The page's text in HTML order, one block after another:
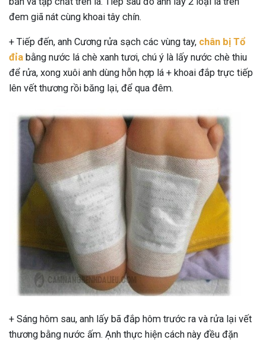
đem giã nát cùng khoai tây chín.
+ Tiếp đến, anh Cương rửa sạch các vùng tay, chân bị Tổ
đỉa bằng nước lá chè xanh tươi, chú ý là lấy nước chè thiu
để rửa, xong xuôi anh dùng hỗn hợp lá + khoai đắp trực tiếp
lên vết thương rồi băng lại, để qua đêm.
+ Sáng hôm sau, anh lấy bã đắp hôm trước ra và rửa lại vết
thương bằng nước ấm. Ạnh thực hiện cách này đều đặn